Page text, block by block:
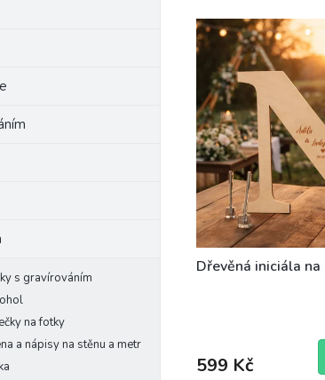
s gravírováním
na fotky
a nápisy na stěnu a metr
n
p
d
u
k
t
ů
V
ý
p
p
r
o
d
u
k
t
ů
Dřevěná iniciála
599 Kč